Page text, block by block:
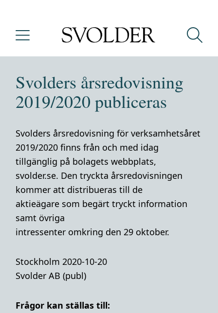
Svolders årsredovisning
2019/2020 publiceras
Svolders årsredovisning för verksamhetsåret
2019/2020 finns från och med idag
tillgänglig på bolagets webbplats,
svolder.se. Den tryckta årsredovisningen
kommer att distribueras till de
aktieägare som begärt tryckt information
samt övriga
intressenter omkring den 29 oktober.
Stockholm 2020-10-20
Svolder AB (publ)
Frågor kan ställas till: